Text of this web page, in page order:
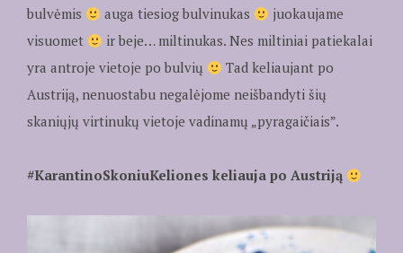
bulvėmis
auga tiesiog bulvinukas
juokaujame
visuomet
ir beje… miltinukas. Nes miltiniai patiekalai
yra antroje vietoje po bulvių
Tad keliaujant po
Austriją, nenuostabu negalėjome neišbandyti šių
skaniųjų virtinukų vietoje vadinamų „pyragaičiais”.
#KarantinoSkoniuKeliones keliauja po Austriją